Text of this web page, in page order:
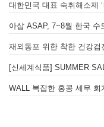
아삽 ASAP, 7~8월 한국 수
재외동포 위한 착한 건강검
[신세계식품] SUMMER